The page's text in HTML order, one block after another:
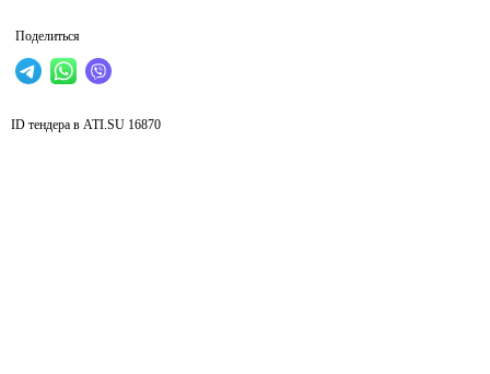
Поделиться
ID тендера в ATI.SU 16870